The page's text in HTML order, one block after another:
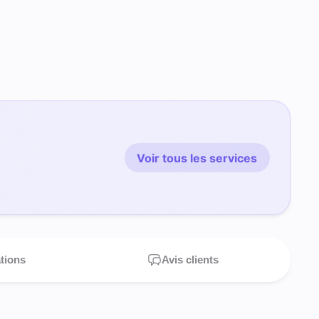
Voir tous les services
Avis clients